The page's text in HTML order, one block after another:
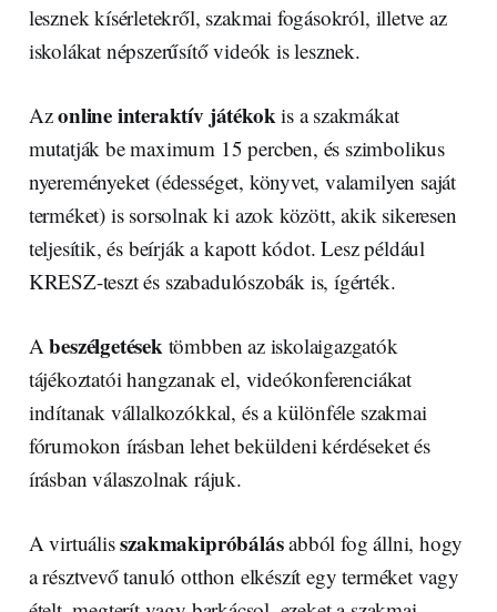
lesznek kísérletekről, szakmai fogásokról, illetve az
iskolákat népszerűsítő videók is lesznek.
Azonline interaktív játékokis a szakmákat
mutatják be maximum 15 percben, és szimbolikus
nyereményeket (édességet, könyvet, valamilyen saját
terméket) is sorsolnak ki azok között, akik sikeresen
teljesítik, és beírják a kapott kódot. Lesz például
KRESZ-teszt és szabadulószobák is, ígérték.
Abeszélgetésektömbben az iskolaigazgatók
tájékoztatói hangzanak el, videókonferenciákat
indítanak vállalkozókkal, és a különféle szakmai
fórumokon írásban lehet beküldeni kérdéseket és
írásban válaszolnak rájuk.
A virtuálisszakmakipróbálásabból fog állni, hogy
a résztvevő tanuló otthon elkészít egy terméket vagy